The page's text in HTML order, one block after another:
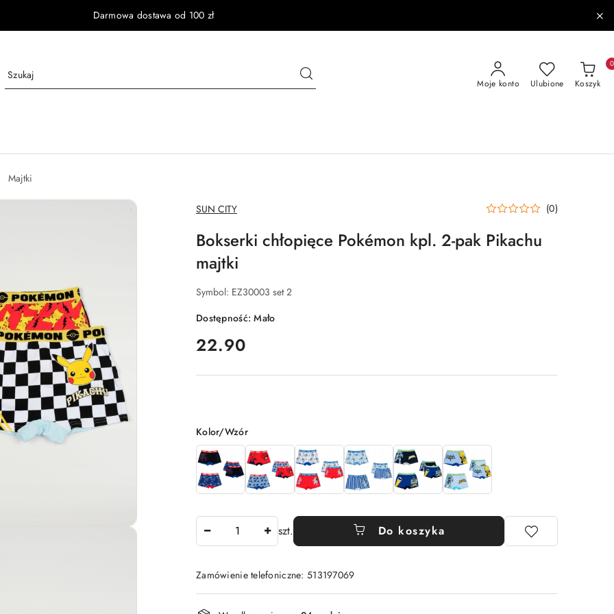
Darmowa dostawa od 100 zł
Moje konto Ulubione Koszyk
0
Majtki
NAZWA
PRODUCENTA:
SUN CITY (0)
Bokserki chłopięce Pokémon kpl. 2-pak Pikachu
majtki
Symbol: EZ30003 set 2
Dostępność:Mało
cena:
22.90
Wariant
Kolor/Wzór
szt. Do koszyka
Zamówienie telefoniczne: 513197069
Dostępność